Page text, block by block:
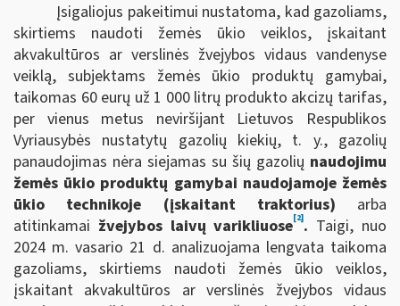
Įsigaliojus pakeitimui nustatoma, kad gazoliams,
skirtiems naudoti žemės ūkio veiklos, įskaitant
akvakultūros ar verslinės žvejybos vidaus vandenyse
veiklą, subjektams žemės ūkio produktų gamybai,
taikomas 60 eurų už 1 000 litrų produkto akcizų tarifas,
per vienus metus neviršijant Lietuvos Respublikos
Vyriausybės nustatytų gazolių kiekių, t. y., gazolių
panaudojimas nėra siejamas su šių gazolių naudojimu
žemės ūkio produktų gamybai naudojamoje žemės
ūkio technikoje (įskaitant traktorius) arba
atitinkamai žvejybos laivų varikliuose[2]. Taigi, nuo
2024 m. vasario 21 d. analizuojama lengvata taikoma
gazoliams, skirtiems naudoti žemės ūkio veiklos,
įskaitant akvakultūros ar verslinės žvejybos vidaus